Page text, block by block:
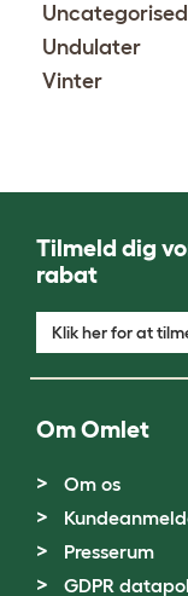
Uncategorised
Undulater
Vinter
Tilmeld dig
rabat
Klik her for at
Om Omlet
Om os
Presserum
GDPR